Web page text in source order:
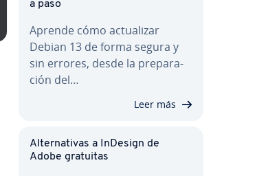
a paso
Aprende cómo ac­tua­li­zar
Debian 13 de forma segura y
sin errores, desde la pre­pa­ra­
ción del…
Leer más
Al­te­r­na­ti­vas a InDesign de
Adobe gratuitas